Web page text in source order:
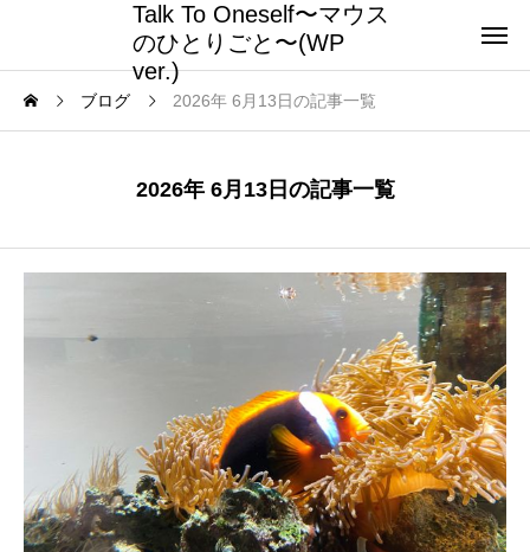
Talk To Oneself〜マウス
のひとりごと〜(WP
ver.)
ブログ 2026年 6月13日の記事一覧
2026年 6月13日の記事一覧